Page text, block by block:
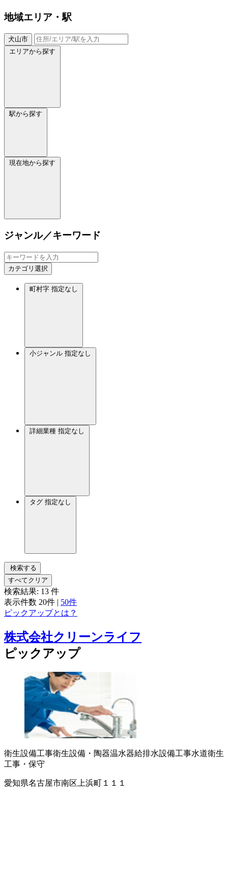
地域エリア・駅
犬山市
エリアから探す
駅から探す
現在地から探す
ジャンル／キーワード
カテゴリ選択
町村字 指定なし
小ジャンル 指定なし
詳細業種 指定なし
タグ 指定なし
検索する
すべてクリア
検索結果: 13 件
表示件数 20件 | 50件
ピックアップとは？
株式会社クリーンライフ
ピックアップ
衛生設備工事衛生設備・陶器温水器給排水設備工事水道衛生
工事・保守
愛知県名古屋市南区上浜町１１１